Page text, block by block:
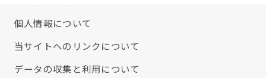
個人情報について
当サイトへのリンクについて
データの収集と利用について